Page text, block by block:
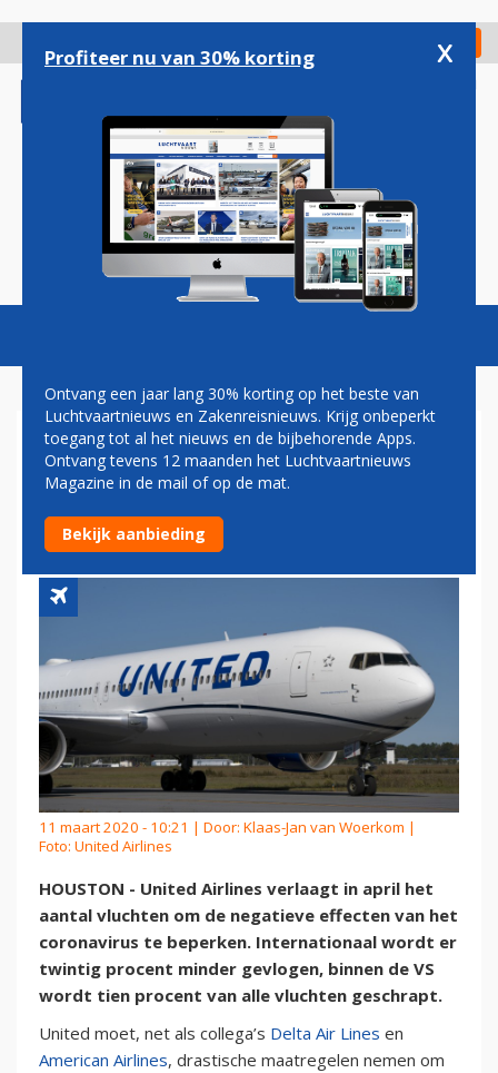
gaan
Check in
Magazine Podcasts Vacatures
UNITED AIRLINES REDUCEERT
AANTAL VLUCHTEN DOOR
CORONAVIRUS
11 maart 2020 - 10:21 | Door: Klaas-Jan van Woerkom |
Foto: United Airlines
HOUSTON - United Airlines verlaagt in april het
aantal vluchten om de negatieve effecten van het
coronavirus te beperken. Internationaal wordt er
twintig procent minder gevlogen, binnen de VS
wordt tien procent van alle vluchten geschrapt.
United moet, net als collega’s Delta Air Lines en
American Airlines, drastische maatregelen nemen om
Profiteer nu van 30% korting x
Ontvang een jaar lang 30% korting op het beste van
Luchtvaartnieuws en Zakenreisnieuws. Krijg onbeperkt
toegang tot al het nieuws en de bijbehorende Apps.
Ontvang tevens 12 maanden het Luchtvaartnieuws
Magazine in de mail of op de mat.
Bekijk aanbieding